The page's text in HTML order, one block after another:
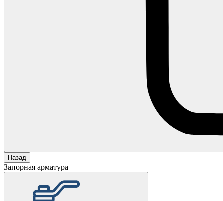
Назад
Запорная арматура